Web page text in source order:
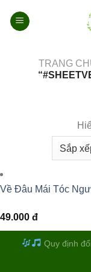
qua
TRANG
Về Đâu Mái Tóc
49.000 đ
Quy định